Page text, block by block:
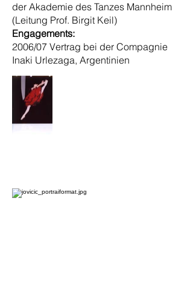
der Akademie des Tanzes Mannheim
(Leitung Prof. Birgit Keil)
Engagements:
2006/07 Vertrag bei der Compagnie
Inaki Urlezaga, Argentinien